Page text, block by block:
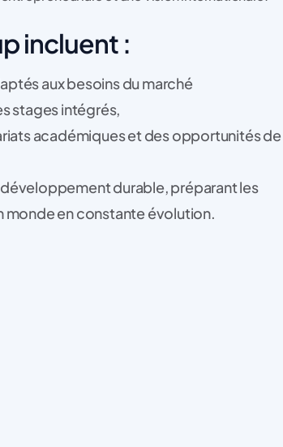
incluent :
aux besoins du marché
stages intégrés,
académiques et des opportunités de
durable, préparant les
monde en constante évolution.